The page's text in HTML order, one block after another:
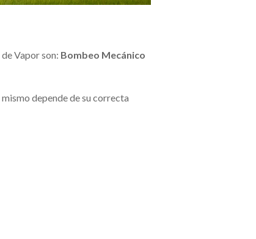
Vapor son: Bombeo Mecánico
depende de su correcta